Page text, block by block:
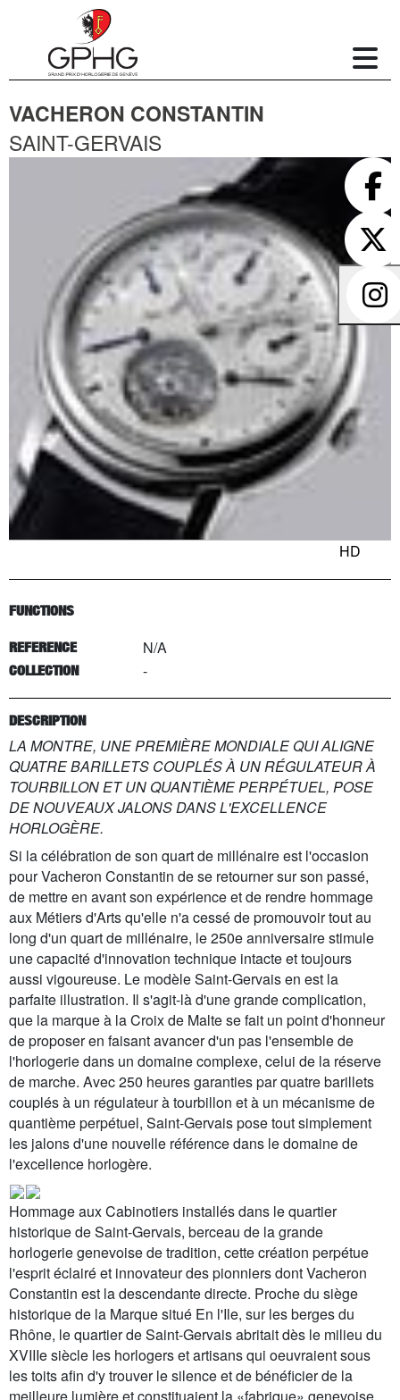
VACHERON CONSTANTIN
SAINT-GERVAIS
HD
FUNCTIONS
REFERENCE N/A
COLLECTION -
DESCRIPTION
LA MONTRE, UNE PREMIÈRE MONDIALE QUI ALIGNE
QUATRE BARILLETS COUPLÉS À UN RÉGULATEUR À
TOURBILLON ET UN QUANTIÈME PERPÉTUEL, POSE
DE NOUVEAUX JALONS DANS L'EXCELLENCE
HORLOGÈRE.
Si la célébration de son quart de millénaire est l'occasion
pour Vacheron Constantin de se retourner sur son passé,
de mettre en avant son expérience et de rendre hommage
aux Métiers d'Arts qu'elle n'a cessé de promouvoir tout au
long d'un quart de millénaire, le 250e anniversaire stimule
une capacité d'innovation technique intacte et toujours
aussi vigoureuse. Le modèle Saint-Gervais en est la
parfaite illustration. Il s'agit-là d'une grande complication,
que la marque à la Croix de Malte se fait un point d'honneur
de proposer en faisant avancer d'un pas l'ensemble de
l'horlogerie dans un domaine complexe, celui de la réserve
de marche. Avec 250 heures garanties par quatre barillets
couplés à un régulateur à tourbillon et à un mécanisme de
quantième perpétuel, Saint-Gervais pose tout simplement
les jalons d'une nouvelle référence dans le domaine de
l'excellence horlogère.
Hommage aux Cabinotiers installés dans le quartier
historique de Saint-Gervais, berceau de la grande
horlogerie genevoise de tradition, cette création perpétue
l'esprit éclairé et innovateur des pionniers dont Vacheron
Constantin est la descendante directe. Proche du siège
historique de la Marque situé En l'Ile, sur les berges du
Rhône, le quartier de Saint-Gervais abritait dès le milieu du
XVIIIe siècle les horlogers et artisans qui oeuvraient sous
les toits afin d'y trouver le silence et de bénéficier de la
meilleure lumière et constituaient la «fabrique» genevoise.